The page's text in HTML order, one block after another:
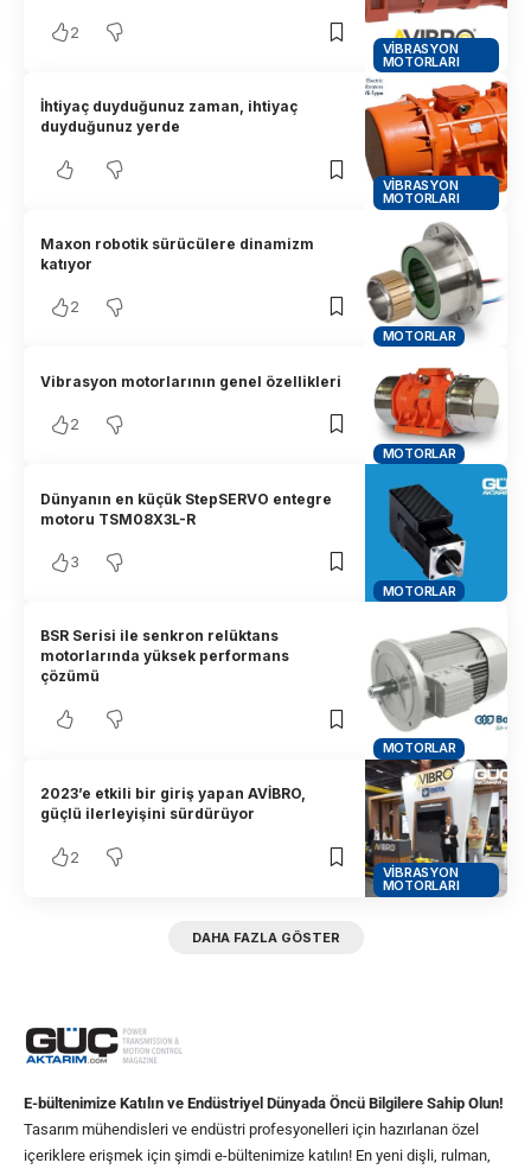
VIBRASYON
MOTORLARI
2
VIBRASYON
MOTORLARI
İhtiyaç duyduğunuz zaman, ihtiyaç
duyduğunuz yerde
MOTORLAR
Maxon robotik sürücülere dinamizm
katıyor
2
MOTORLAR
Vibrasyon motorlarının genel özellikleri
2
MOTORLAR
Dünyanın en küçük StepSERVO entegre
motoru TSM08X3L-R
3
MOTORLAR
BSR Serisi ile senkron relüktans
motorlarında yüksek performans
çözümü
VIBRASYON
MOTORLARI
2023’e etkili bir giriş yapan AVİBRO,
güçlü ilerleyişini sürdürüyor
2
DAHA FAZLA GÖSTER
E-bültenimize Katılın ve Endüstriyel Dünyada Öncü Bilgilere Sahip Olun!
Tasarım mühendisleri ve endüstri profesyonelleri için hazırlanan özel
içeriklere erişmek için şimdi e-bültenimize katılın! En yeni dişli, rulman,